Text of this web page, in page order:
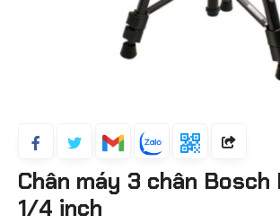
Chân máy 3 chân Bosch
1/4 inch